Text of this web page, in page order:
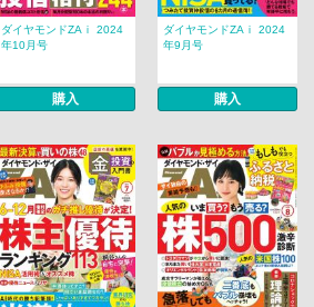
ダイヤモンドZAｉ 2024
年10月号
購入
ダイヤモンドZAｉ 2024
年9月号
購入